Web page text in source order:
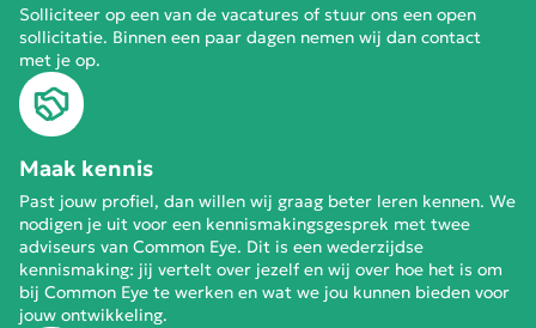
Solliciteer op een van de vacatures of stuur ons een open
sollicitatie. Binnen een paar dagen nemen wij dan contact
met je op.
Maak kennis
Past jouw profiel, dan willen wij graag beter leren kennen. We
nodigen je uit voor een kennismakingsgesprek met twee
adviseurs van Common Eye. Dit is een wederzijdse
kennismaking: jij vertelt over jezelf en wij over hoe het is om
bij Common Eye te werken en wat we jou kunnen bieden voor
jouw ontwikkeling.